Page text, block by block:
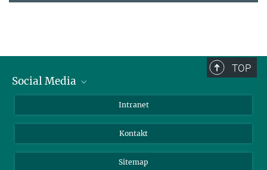
TOP
Social Media
Intranet
Kontakt
Sitemap